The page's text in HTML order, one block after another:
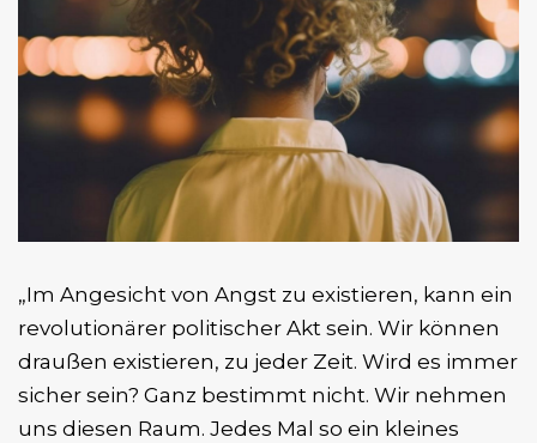
„Im Angesicht von Angst zu existieren, kann ein
revolutionärer politischer Akt sein. Wir können
draußen existieren, zu jeder Zeit. Wird es immer
sicher sein? Ganz bestimmt nicht. Wir nehmen
uns diesen Raum. Jedes Mal so ein kleines